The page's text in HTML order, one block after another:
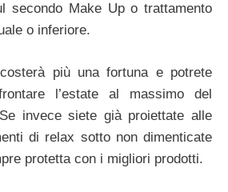
secondo Make Up o trattamento
o inferiore.
più una fortuna e potrete
l’estate al massimo del
invece siete già proiettate alle
di relax sotto non dimenticate
protetta con i migliori prodotti.